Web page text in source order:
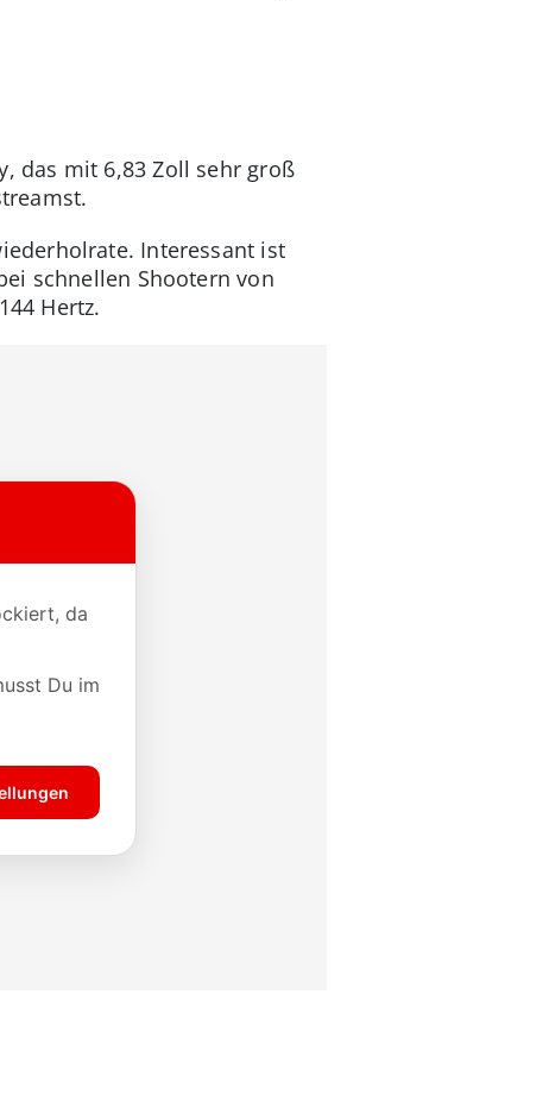
das mit 6,83 Zoll sehr groß
Interessant ist
schnellen Shootern von
Hertz.